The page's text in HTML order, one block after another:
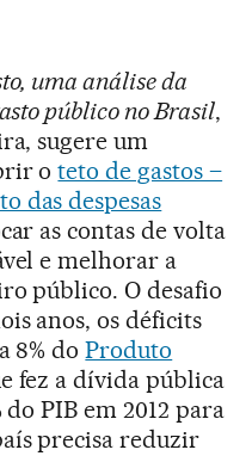
uma análise da
público no Brasil,
sugere um
oteto de gastos –
das despesas
as contas de volta
e melhorar a
público. O desafio
anos, os déficits
8% doProduto
fez a dívida pública
PIB em 2012 para
precisa reduzir